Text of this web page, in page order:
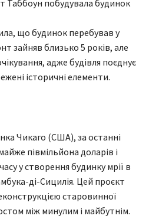
Таббоун побудувала будинок
що будинок перебував у
зайняв близько 5 років, але
адже будівля поєднує
історичні елементи.
Чикаго (США), за останні
півмільйона доларів і
у створення будинку мрії в
ді-Сицилія. Цей проєкт
старовинної
між минулим і майбутнім.